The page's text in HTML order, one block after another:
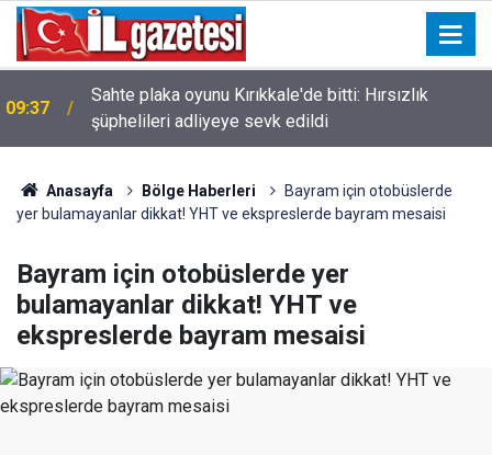
09:37
Sahte plaka oyunu Kırıkkale'de bitti: Hırsızlık
şüphelileri adliyeye sevk edildi
Anasayfa Bölge Haberleri
Bayram için otobüslerde
yer bulamayanlar dikkat! YHT ve ekspreslerde bayram mesaisi
Bayram için otobüslerde yer
bulamayanlar dikkat! YHT ve
ekspreslerde bayram mesaisi